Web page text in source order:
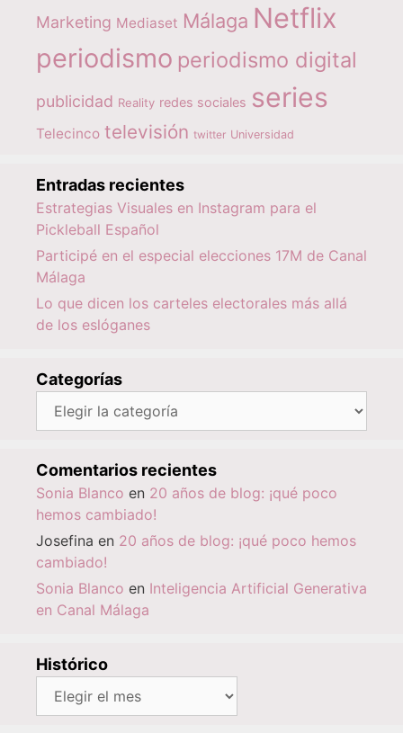
Marketing Mediaset Málaga Netflix
periodismo periodismo digital
publicidad Reality redes sociales series
Telecinco televisión twitter Universidad
Entradas recientes
Estrategias Visuales en Instagram para el
Pickleball Español
Participé en el especial elecciones 17M de Canal
Málaga
Lo que dicen los carteles electorales más allá
de los eslóganes
Categorías
Categorías
Comentarios recientes
Sonia Blanco en 20 años de blog: ¡qué poco
hemos cambiado!
Josefina en 20 años de blog: ¡qué poco hemos
cambiado!
Sonia Blanco en Inteligencia Artificial Generativa
en Canal Málaga
Histórico
Histórico